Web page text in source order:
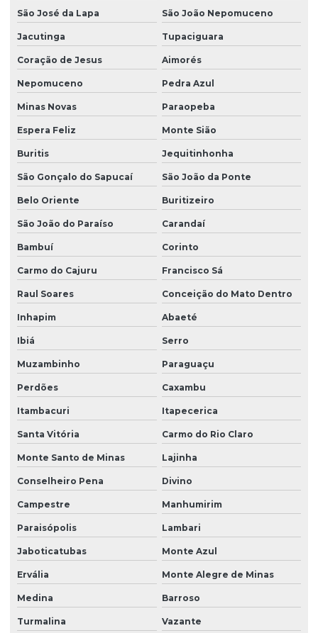
São José da Lapa São João Nepomuceno
Jacutinga Tupaciguara
Coração de Jesus Aimorés
Nepomuceno Pedra Azul
Minas Novas Paraopeba
Espera Feliz Monte Sião
Buritis Jequitinhonha
São Gonçalo do Sapucaí São João da Ponte
Belo Oriente Buritizeiro
São João do Paraíso Carandaí
Bambuí Corinto
Carmo do Cajuru Francisco Sá
Raul Soares Conceição do Mato Dentro
Inhapim Abaeté
Ibiá Serro
Muzambinho Paraguaçu
Perdões Caxambu
Itambacuri Itapecerica
Santa Vitória Carmo do Rio Claro
Monte Santo de Minas Lajinha
Conselheiro Pena Divino
Campestre Manhumirim
Paraisópolis Lambari
Jaboticatubas Monte Azul
Ervália Monte Alegre de Minas
Medina Barroso
Turmalina Vazante